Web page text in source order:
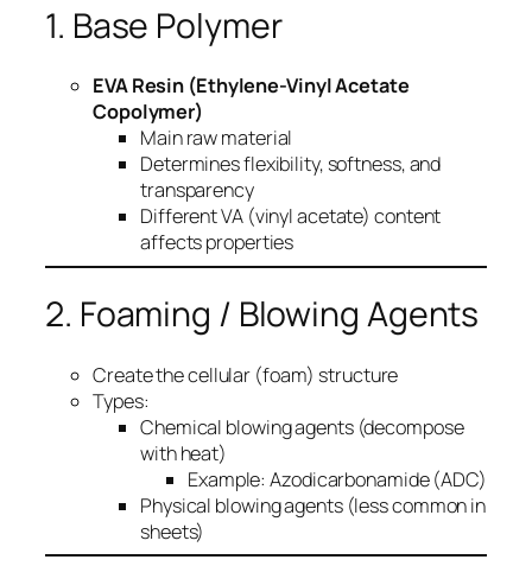
1. Base Polymer
EVA Resin (Ethylene-Vinyl Acetate
Copolymer)
Main raw material
Determines flexibility, softness, and
transparency
Different VA (vinyl acetate) content
affects properties
2. Foaming / Blowing Agents
Create the cellular (foam) structure
Types:
Chemical blowing agents (decompose
with heat)
Example: Azodicarbonamide (ADC)
Physical blowing agents (less common in
sheets)